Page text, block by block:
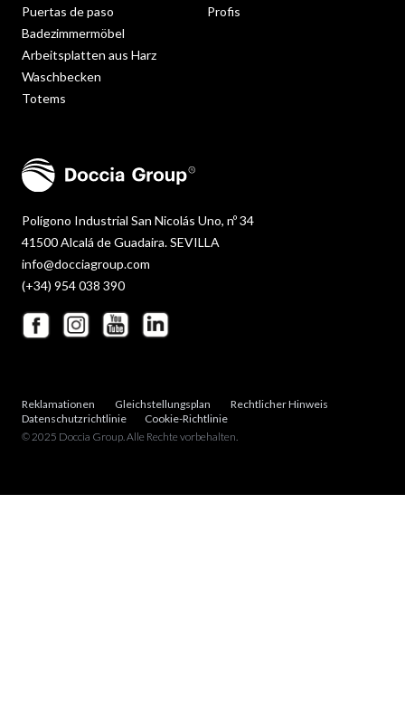
Polígono Industrial San Nicolás Uno, nº 34
41500 Alcalá de Guadaira. SEVILLA
info@docciagroup.com
(+34) 954 038 390
Puertas de paso
Badezimmermöbel
Arbeitsplatten aus Harz
Waschbecken
Totems
Profis
Reklamationen Gleichstellungsplan
Rechtlicher Hinweis
Datenschutzrichtlinie
Cookie-Richtlinie
© 2025 Doccia Group. Alle Rechte vorbehalten.